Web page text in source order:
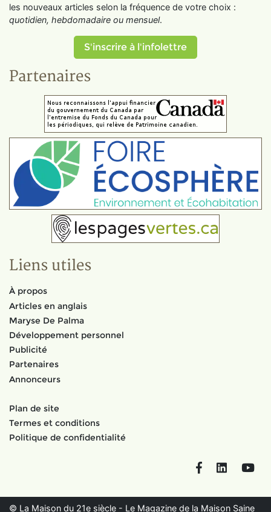
les nouveaux articles selon la fréquence de votre choix :
quotidien, hebdomadaire ou mensuel.
S'inscrire à l'infolettre
Partenaires
Liens utiles
À propos
Articles en anglais
Maryse De Palma
Développement personnel
Publicité
Partenaires
Annonceurs
Plan de site
Termes et conditions
Politique de confidentialité
FacebookLinkedIn
© La Maison du 21e siècle - Le Magazine de la Maison Saine